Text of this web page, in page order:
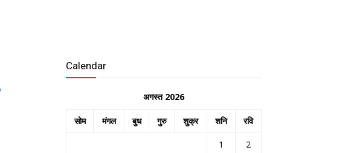
Calendar
अगस्त 2026
सोम मंगल बुध गुरु शुक्र शनि रवि
1
2